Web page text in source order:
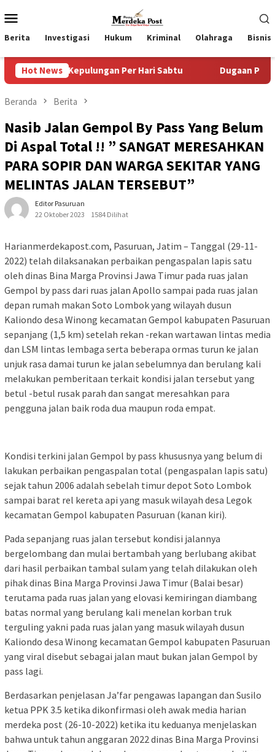
ke
kontenMobile
Berita Investigasi Hukum Kriminal Olahraga Bisnis
Hot News
Kepulungan Per Hari Sabtu Dugaan Pungli SKAB di
Beranda Berita
Nasib Jalan Gempol By Pass Yang Belum
Di Aspal Total !! ” SANGAT MERESAHKAN
PARA SOPIR DAN WARGA SEKITAR YANG
MELINTAS JALAN TERSEBUT”
Editor Pasuruan
22 Oktober 2023
1584 Dilihat
Harianmerdekapost.com, Pasuruan, Jatim – Tanggal (29-11-
2022) telah dilaksanakan perbaikan pengaspalan lapis satu
oleh dinas Bina Marga Provinsi Jawa Timur pada ruas jalan
Gempol by pass dari ruas jalan Apollo sampai pada ruas jalan
depan rumah makan Soto Lombok yang wilayah dusun
Kaliondo desa Winong kecamatan Gempol kabupaten Pasuruan
sepanjang (1,5 km) setelah rekan -rekan wartawan lintas media
dan LSM lintas lembaga serta beberapa ormas turun ke jalan
unjuk rasa damai turun ke jalan sebelumnya dan berulang kali
melakukan pemberitaan terkait kondisi jalan tersebut yang
betul -betul rusak parah dan sangat meresahkan para
pengguna jalan baik roda dua maupun roda empat.
Kondisi terkini jalan Gempol by pass khususnya yang belum di
lakukan perbaikan pengaspalan total (pengaspalan lapis satu)
sejak tahun 2006 adalah sebelah timur depot Soto Lombok
sampai barat rel kereta api yang masuk wilayah desa Legok
kecamatan Gempol kabupaten Pasuruan (kanan kiri).
Pada sepanjang ruas jalan tersebut kondisi jalannya
bergelombang dan mulai bertambah yang berlubang akibat
dari hasil perbaikan tambal sulam yang telah dilakukan oleh
pihak dinas Bina Marga Provinsi Jawa Timur (Balai besar)
terutama pada ruas jalan yang elovasi kemiringan diambang
batas normal yang berulang kali menelan korban truk
terguling yakni pada ruas jalan yang masuk wilayah dusun
Kaliondo desa Winong kecamatan Gempol kabupaten Pasuruan
yang viral disebut sebagai jalan maut bukan jalan Gempol by
pass lagi.
Berdasarkan penjelasan Ja’far pengawas lapangan dan Susilo
ketua PPK 3.5 ketika dikonfirmasi oleh awak media harian
merdeka post (26-10-2022) ketika itu keduanya menjelaskan
bahwa untuk tahun anggaran 2022 dinas Bina Marga Provinsi